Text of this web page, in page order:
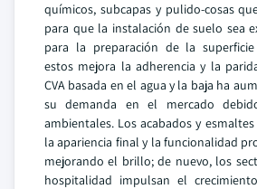
químicos, subcapas y pulido-cosas
para que la instalación de suelo sea
para la preparación de la
estos mejora la adherencia y la
CVA basada en el agua y la baja ha
su demanda en el mercado
ambientales. Los acabados y
la apariencia final y la funcionalidad
mejorando el brillo; de nuevo, los
hospitalidad impulsan el